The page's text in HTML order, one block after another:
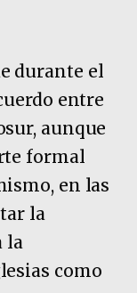
durante el
entre
aunque
formal
en las
la
la
como